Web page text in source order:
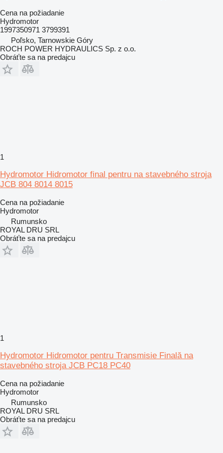
Cena na požiadanie
Hydromotor
1997350971 3799391
Poľsko, Tarnowskie Góry
ROCH POWER HYDRAULICS Sp. z o.o.
Obráťte sa na predajcu
1
Hydromotor Hidromotor final pentru na stavebného stroja
JCB 804 8014 8015
Cena na požiadanie
Hydromotor
Rumunsko
ROYAL DRU SRL
Obráťte sa na predajcu
1
Hydromotor Hidromotor pentru Transmisie Finală na
stavebného stroja JCB PC18 PC40
Cena na požiadanie
Hydromotor
Rumunsko
ROYAL DRU SRL
Obráťte sa na predajcu